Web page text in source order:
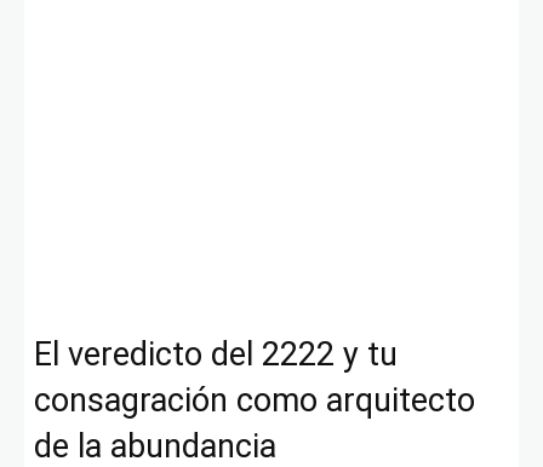
El veredicto del 2222 y tu
consagración como arquitecto
de la abundancia